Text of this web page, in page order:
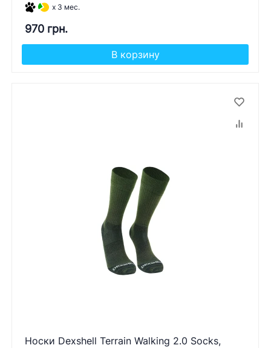
x 3 мес.
970 грн.
В корзину
Носки Dexshell Terrain Walking 2.0 Socks,